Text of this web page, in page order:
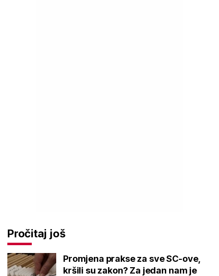
Pročitaj još
Promjena prakse za sve SC-ove,
kršili su zakon? Za jedan nam je